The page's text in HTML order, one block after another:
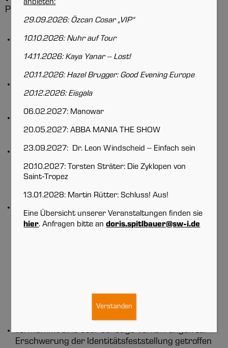
Personen verboten, die
erkennbar stark alkoholisiert sind oder sich mit
oder Medikamenten in einen vergleichbaren
Zustand versetzt haben;
Willensbestimmung ausschließenden Zustand
befinden;
weitergeben, deren Mitnahme nach § 4 verboten
ohne Genehmigung des Veranstalters,
Sicherheitsbeauftragten oder der Stadt
Ingolstadt Feuer entzünden oder pyrotechnische
verwenden;
gegen diese Verordnung verstoßen, Straftaten
oder erhebliche Ordnungswidrigkeiten begehen
oder zu Straftaten oder Ordnungswidrigkeiten
Organisationen tragen, sichtbar machen oder
anderweitig verwenden;
vermummt sind oder sonstige Vorkehrungen zur
Erschwerung der Identitätsfeststellung getroffen
anbieten:
29.09.2026: Özcan Cosar „VIP“
10.10.2026: Nuhr auf Tour
14.11.2026: Kaya Yanar – Lost!
20.11.2026: Hazel Brugger: Good Evening Europe
20.12.2026: Eisgala
06.02.2027: Manowar
20.05.2027: ABBA MANIA THE SHOW
23.09.2027: Dr. Leon Windscheid – Einfach sein
20.10.2027: Torsten Sträter: Die Zyklopen von
Saint-Tropez
13.01.2028: Martin Rütter: Schluss! Aus!
Eine Übersicht unserer Veranstaltungen finden sie
hier. Anfragen bitte andoris.spitlbauer@sw-i.de
Verstanden